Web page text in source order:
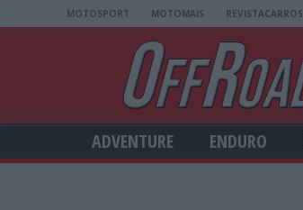
MOTOSPORT MOTOMAIS REVISTACARROS
ADVENTURE ENDURO